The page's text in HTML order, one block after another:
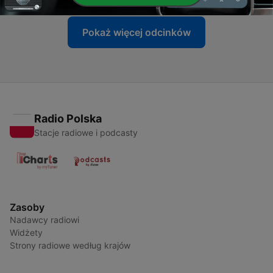
Pokaż więcej odcinków
Radio Polska
Stacje radiowe i podcasty
Zasoby
Nadawcy radiowi
Widżety
Strony radiowe według krajów